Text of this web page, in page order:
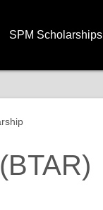
SPM Scholarships